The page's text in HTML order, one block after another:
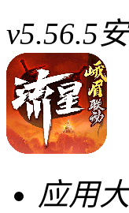
v5.56.5
应用大